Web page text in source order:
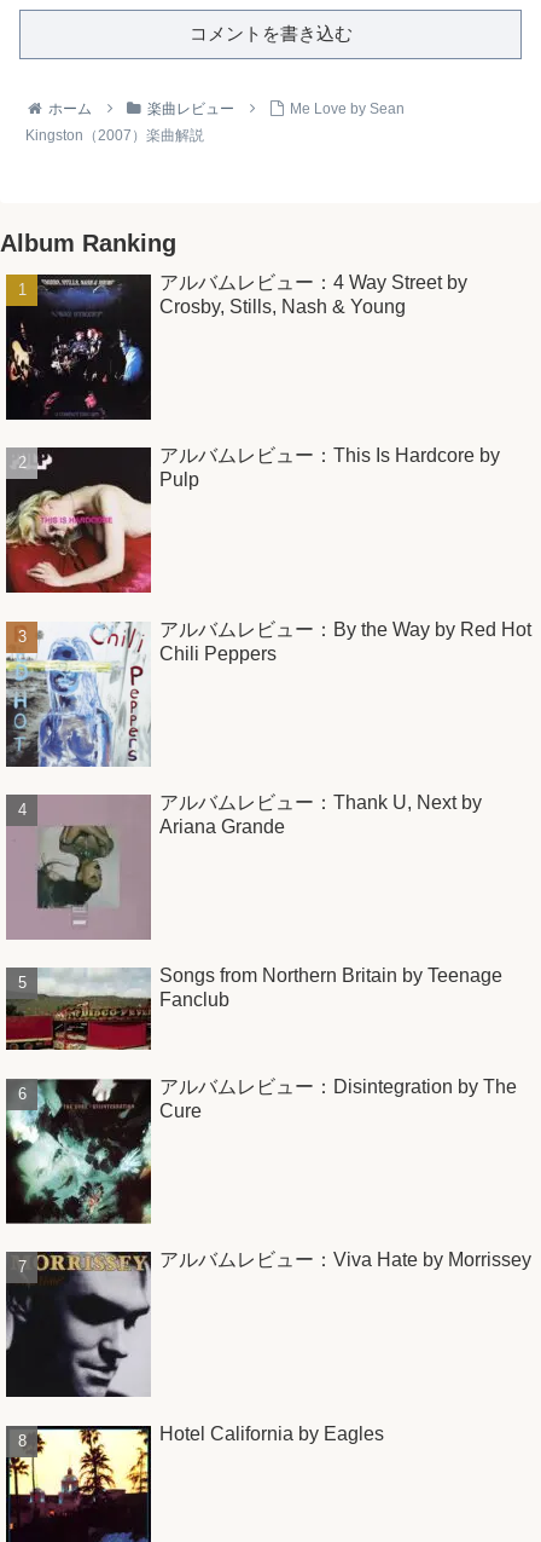
コメントを書き込む
ホーム 楽曲レビュー
Me Love by Sean
Kingston（2007）楽曲解説
Album Ranking
アルバムレビュー：4 Way Street by
Crosby, Stills, Nash & Young
アルバムレビュー：This Is Hardcore by
Pulp
アルバムレビュー：By the Way by Red Hot
Chili Peppers
アルバムレビュー：Thank U, Next by
Ariana Grande
Songs from Northern Britain by Teenage
Fanclub
アルバムレビュー：Disintegration by The
Cure
アルバムレビュー：Viva Hate by Morrissey
Hotel California by Eagles